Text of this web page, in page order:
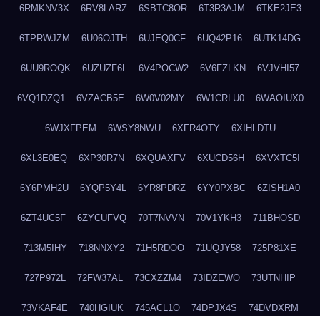
6RMKNV3X 6RV8LARZ 6SBTC8OR 6T3R3AJM 6TKE2JE3
6TPRWJZM 6U06OJTH 6UJEQ0CF 6UQ42P16 6UTK14DG
6UU9ROQK 6UZUZF6L 6V4POCW2 6V6FZLKN 6VJVHI57
6VQ1DZQ1 6VZACB5E 6W0V02MY 6W1CRLU0 6WAOIUX0
6WJXFPEM 6WSY8NWU 6XFR4OTY 6XIHLDTU
6XL3E0EQ 6XP30R7N 6XQUAXFV 6XUCD56H 6XVXTC5I
6Y6PMH2U 6YQP5Y4L 6YR8PDRZ 6YY0PXBC 6ZISH1A0
6ZT4UC5F 6ZYCUFVQ 70T7NVVN 70V1YKH3 711BHOSD
713M5IHY 718NNXY2 71H5RDOO 71UQJY58 725P81XE
727P972L 72FW37AL 73CXZZM4 73IDZEWO 73UTNHIP
73VKAF4E 740HGIUK 745ACL1O 74DPJX4S 74DVDXRM